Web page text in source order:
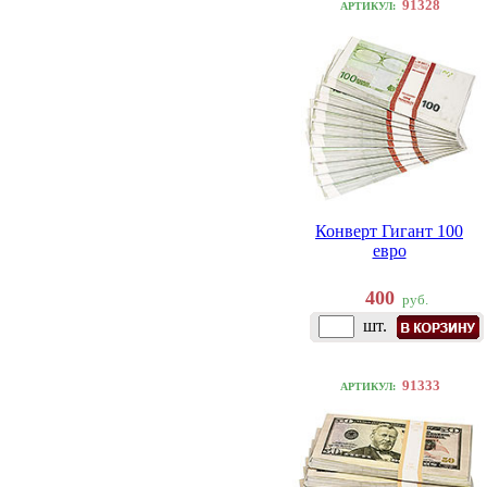
АРТИКУЛ: 91328
Конверт Гигант 100
евро
400 руб.
шт.
АРТИКУЛ: 91333